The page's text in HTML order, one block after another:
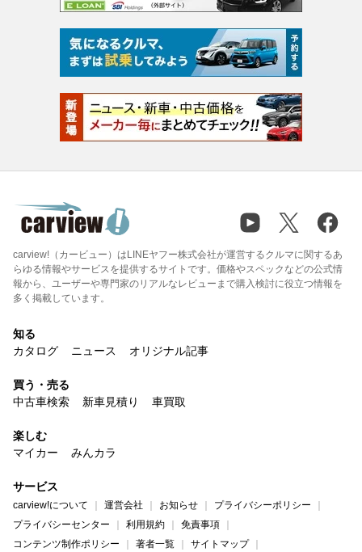
carview!（カービュー）はLINEヤフー株式会社が運営するクルマに関するあ
らゆる情報やサービスを提供するサイトです。価格やスペックなどの公式情
報から、ユーザーや専門家のリアルなレビューまで購入検討に役立つ情報を
多く掲載しています。
知る
カタログ
ニュース オリジナル記事
買う・売る
中古車検索
新車見積り 車買取
楽しむ
マイカー
みんカラ
サービス
carview!について 運営会社 お知らせ
プライバシーポリシー
プライバシーセンター
利用規約
免責事項
コンテンツ制作ポリシー
著者一覧 サイトマップ